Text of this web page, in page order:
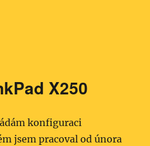
X250
konfiguraci
jsem pracoval od února